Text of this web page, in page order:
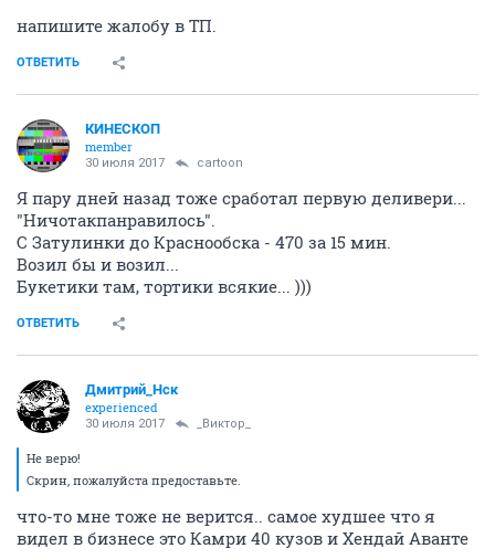
напишите жалобу в ТП.
ОТВЕТИТЬ
КИНЕСКОП
member
30 июля 2017 cartoon
Я пару дней назад тоже сработал первую деливери...
"Ничотакпанравилось".
С Затулинки до Краснообска - 470 за 15 мин.
Возил бы и возил...
Букетики там, тортики всякие... )))
ОТВЕТИТЬ
Дмитрий_Нск
experienced
30 июля 2017 _Виктор_
Не верю!
Скрин, пожалуйста предоставьте.
что-то мне тоже не верится.. самое худшее что я
видел в бизнесе это Камри 40 кузов и Хендай Аванте